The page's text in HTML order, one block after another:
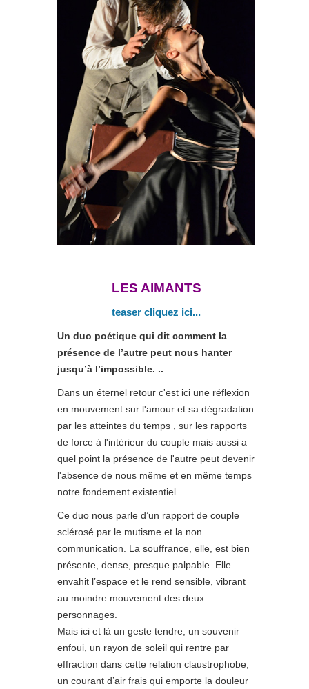
LES AIMANTS
teaser cliquez ici...
Un duo poétique qui dit comment la
présence de l’autre peut nous hanter
jusqu’à l’impossible. ..
Dans un éternel retour c'est ici une réflexion
en mouvement sur l'amour et sa dégradation
par les atteintes du temps , sur les rapports
de force à l'intérieur du couple mais aussi a
quel point la présence de l'autre peut devenir
l'absence de nous même et en même temps
notre fondement existentiel.
Ce duo nous parle d’un rapport de couple
sclérosé par le mutisme et la non
communication. La souffrance, elle, est bien
présente, dense, presque palpable. Elle
envahit l’espace et le rend sensible, vibrant
au moindre mouvement des deux
personnages.
Mais ici et là un geste tendre, un souvenir
enfoui, un rayon de soleil qui rentre par
effraction dans cette relation claustrophobe,
un courant d’air frais qui emporte la douleur